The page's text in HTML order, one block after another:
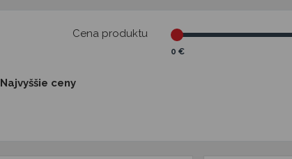
Cena produktu
0 €
Najvyššie ceny